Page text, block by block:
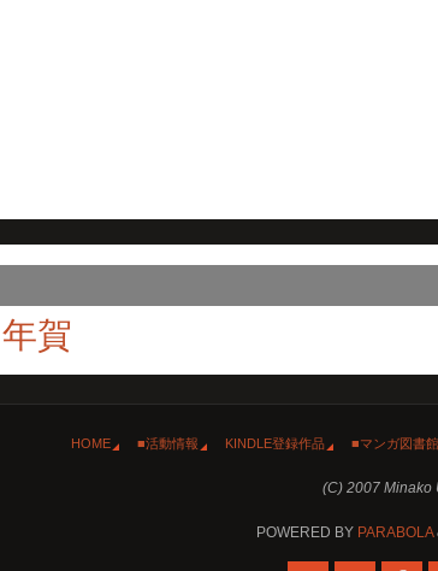
年賀
HOME ■活動情報 KINDLE登録作品 ■マンガ図書
(C) 2007 Minako
POWERED BY PARABOLA